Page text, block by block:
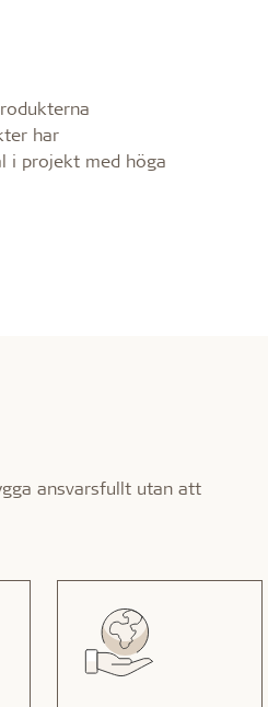
har
i projekt med höga
ansvarsfullt utan att